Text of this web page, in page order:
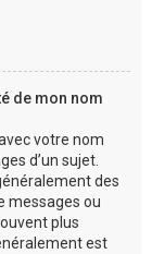
de mon nom
votre nom
d’un sujet.
des
messages ou
plus
est